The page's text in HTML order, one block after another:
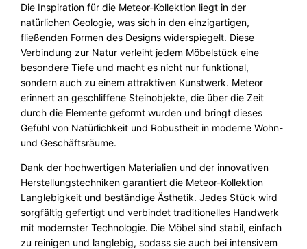
l
u
n
g
a
M
e
n
g
e
Die Inspiration für die Meteor-Kollektion liegt in der
natürlichen Geologie, was sich in den einzigartigen,
fließenden Formen des Designs widerspiegelt. Diese
Verbindung zur Natur verleiht jedem Möbelstück eine
besondere Tiefe und macht es nicht nur funktional,
sondern auch zu einem attraktiven Kunstwerk. Meteor
erinnert an geschliffene Steinobjekte, die über die Zeit
durch die Elemente geformt wurden und bringt dieses
Gefühl von Natürlichkeit und Robustheit in moderne Wohn-
und Geschäftsräume.
Dank der hochwertigen Materialien und der innovativen
Herstellungstechniken garantiert die Meteor-Kollektion
Langlebigkeit und beständige Ästhetik. Jedes Stück wird
sorgfältig gefertigt und verbindet traditionelles Handwerk
mit modernster Technologie. Die Möbel sind stabil, einfach
zu reinigen und langlebig, sodass sie auch bei intensivem